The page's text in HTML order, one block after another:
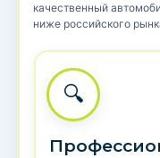
качественный
ниже российского
🔍